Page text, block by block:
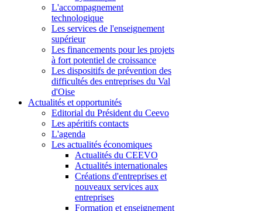
L'accompagnement
technologique
Les services de l'enseignement
supérieur
Les financements pour les projets
à fort potentiel de croissance
Les dispositifs de prévention des
difficultés des entreprises du Val
d'Oise
Actualités et opportunités
Editorial du Président du Ceevo
Les apéritifs contacts
L'agenda
Les actualités économiques
Actualités du CEEVO
Actualités internationales
Créations d'entreprises et
nouveaux services aux
entreprises
Formation et enseignement